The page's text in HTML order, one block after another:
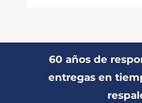
60 años de
entregas en